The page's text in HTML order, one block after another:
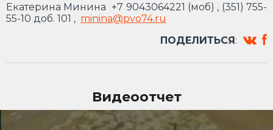
Екатерина Минина +7 9043064221 (моб) , (351) 755-
55-10 доб. 101 , minina@pvo74.ru
ПОДЕЛИТЬСЯ:
Видеоотчет